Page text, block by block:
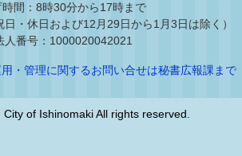
時間：8時30分から17時まで
日・休日および12月29日から1月3日は除く）
人番号：1000020042021
・管理に関するお問い合せは秘書広報課まで
of Ishinomaki All rights reserved.